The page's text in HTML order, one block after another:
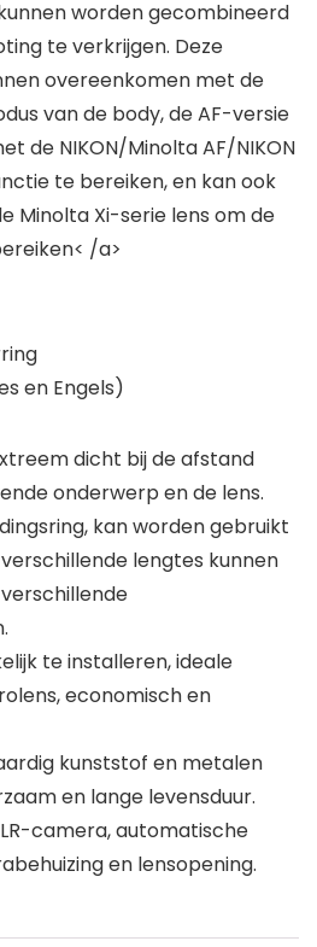
worden gecombineerd
te verkrijgen. Deze
overeenkomen met de
van de body, de AF-versie
de NIKON/Minolta AF/NIKON
te bereiken, en kan ook
Minolta Xi-serie lens om de
/a>
en Engels)
dicht bij de afstand
onderwerp en de lens.
kan worden gebruikt
lengtes kunnen
te installeren, ideale
economisch en
kunststof en metalen
en lange levensduur.
camera, automatische
en lensopening.